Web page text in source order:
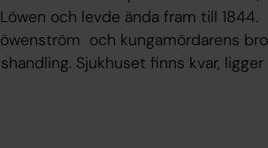
och levde ända fram till 1844.
och kungamördarens
Sjukhuset finns kvar, ligger